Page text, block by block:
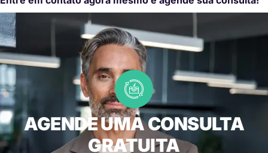
AGENDE UMA CONSULTA
GRATUITA